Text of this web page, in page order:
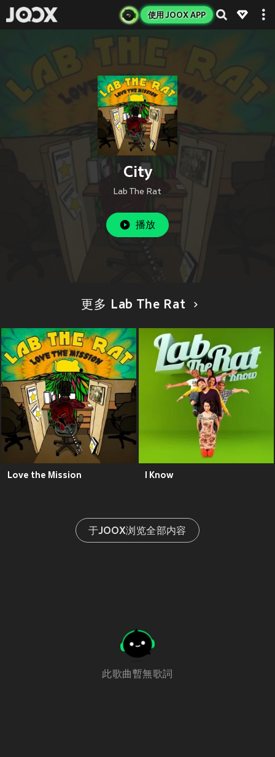
使用 JOOX APP
City
Lab The Rat
播放
更多 Lab The Rat
Love the Mission I Know
于JOOX浏览全部内容
此歌曲暫無歌詞